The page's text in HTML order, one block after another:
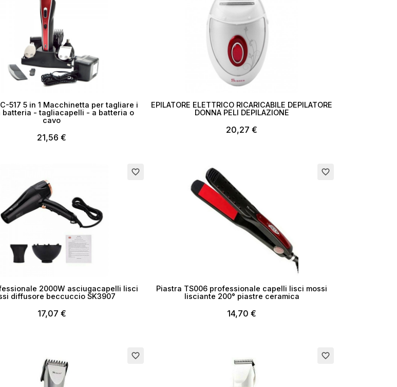
517 5 in 1 Macchinetta per tagliare i
batteria - tagliacapelli - a batteria o
cavo
21,56 €
EPILATORE ELETTRICO RICARICABILE DEPILATORE
DONNA PELI DEPILAZIONE
20,27 €
favorite_border
2000W asciugacapelli lisci
diffusore beccuccio SK3907
17,07 €
favorite_border
Piastra TS006 professionale capelli lisci mossi
lisciante 200° piastre ceramica
14,70 €
favorite_border favorite_border